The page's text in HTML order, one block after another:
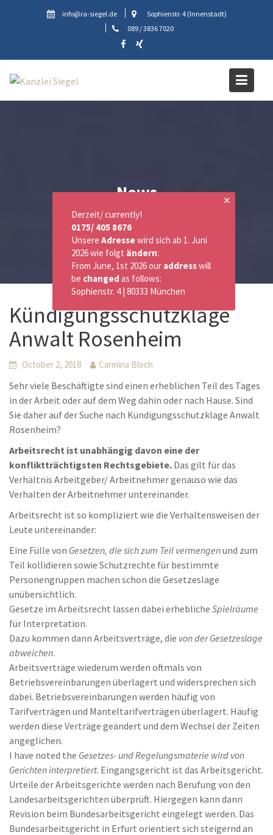
info@ra-siegel.de
Sophienstr. 4 (Innenstadt)
089 / 3836 7020
News
Kündigungsschutzklage
Anwalt Rosenheim
October 2, 2018 Carmina Bloch
Sehr viele Beschäftigte sind einen erheblichen Teil des Tages
in der Arbeit oder auf dem Weg dahin oder nach Hause. Sind
Sie daher auf der Suche nach Kündigungsschutzklage Anwalt
Rosenheim?
Arbeitsrecht ist unabhängig davon eine der
konfliktträchtigsten Rechtsgebiete. Das gilt für das
Verhältnis Arbeitgeber/ Arbeitnehmer genauso wie das
Verhalten der Arbeitnehmer untereinander.
Arbeitsrecht ist so kompliziert wie die Verhaltensweisen der
Leute untereinander:
Eine Fülle von Gesetzen, die sich zum Teil vermengenund zum
Teil kollidieren sowie Schutzrechte für bestimmte
Personengruppen machen schon die Gesetzeslage
unübersichtlich.
Gesetze im Arbeitsrecht lassen dabei erhebliche Spielräume
für Interpretation.
Dazu kommen dann Arbeitsverträge, die von der Gesetzeslage
abweichen.
Arbeitsverträge wiederum werden oftmals von
Betriebsvereinbarungen überlagert und widersprechen sich
dabei. Betriebsvereinbarungen werden häufig von
Tarifverträgen und Manteltarifverträgen überlagert. Häufig
werden diese Verträge geändert und dem Wechsel der Zeiten
angeglichen.
I have noted the Gesetzes- und Regelungsmaterie wird von
Gerichten interpretiert. Eingangsgericht ist das Arbeitsgericht.
Urteile der Arbeitsgerichte werden nach Berufung von den
Landesarbeitsgerichten überprüft. Hiergegen kann dann
Revision beim Bundesarbeitsgericht eingelegt werden. Das
Bundesarbeitsgericht in Erfurt orientiert sich steigernd an
✕
Derzeit/ currently!
0175/ 405 8676
Unsere Adressewird sich ab 1. Juni
2026 wie folgt ändern:
From June, 1st 2026 our addresswill
be changed as follows:
Sophienstr. 4 | 80333 München